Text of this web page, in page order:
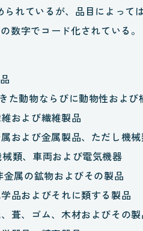
られているが、品目によって
数字でコード化されている。
た動物ならびに動物性および
および繊維製品
および金属製品、ただし機械
類、車両および電気機器
属の鉱物およびその製品
品およびそれに類する製品
葺、ゴム、木材およびその製